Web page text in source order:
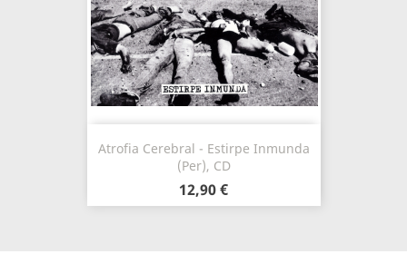
Atrofia Cerebral - Estirpe Inmunda
(Per), CD
12,90 €